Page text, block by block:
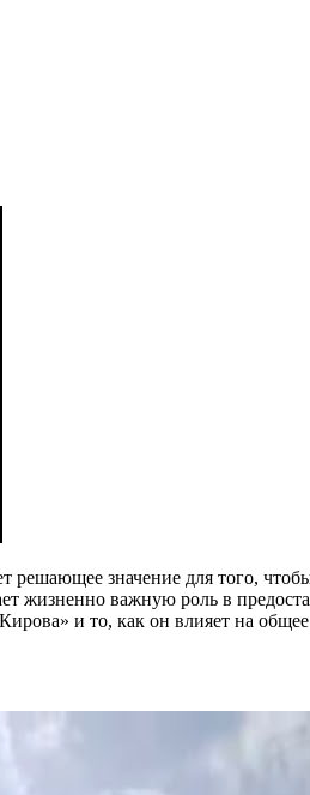
значение для того,
жизненно важную роль в
и то, как он влияет на